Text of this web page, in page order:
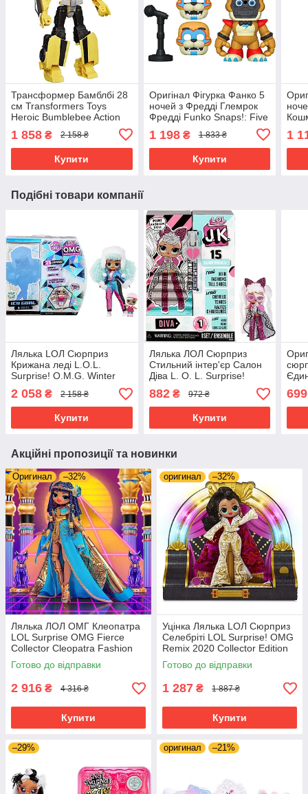
Трансформер Бамблбі 28
см Transformers Toys
Heroic Bumblebee Action
1 858 ₴ 2 158 ₴
Купити
Оригінал Фігурка Фанко 5
ночей з Фредді Глемрок
Фредді Funko Snaps!: Five
Glamrock Freddy 70819
1 198₴ 1 833 ₴
Купити
1
Подібні товари компанії
Лялька LОЛ Сюрприз
Крижана леді L.O.L.
Surprise! O.M.G. Winter
Chill ICY Gurl Fashion Doll
& Brrr B.B. Doll
2 058 ₴ 2 158 ₴
Купити
Лялька ЛОЛ Сюрприз
Стильний інтер'єр Салон
Діва L. O. L. Surprise!
Furniture Salon with Diva
882₴ 972 ₴
Купити
699
Акційні пропозиції та новинки
Оригинал –32%
Лялька ЛОЛ ОМГ Клеопатра
LOL Surprise OMG Fierce
Collector Cleopatra Fashion
Doll 586685
Готово до відправки
2 916 ₴ 4 316 ₴
Купити
оригинал –32%
Уцінка Лялька LОЛ Сюрприз
Селебріті LOL Surprise! OMG
Remix 2020 Collector Edition
Jukebox B.B.
Готово до відправки
1 287 ₴ 1 887 ₴
Купити
–29% оригинал –21%